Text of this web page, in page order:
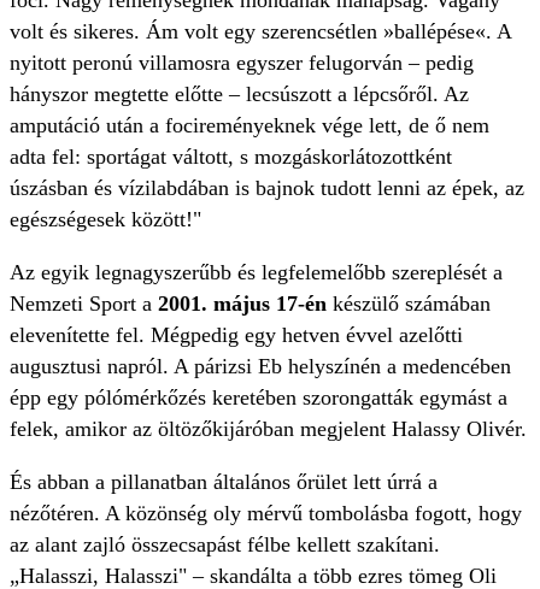
volt és sikeres. Ám volt egy szerencsétlen »ballépése«. A
nyitott peronú villamosra egyszer felugorván – pedig
hányszor megtette előtte – lecsúszott a lépcsőről. Az
amputáció után a focireményeknek vége lett, de ő nem
adta fel: sportágat váltott, s mozgáskorlátozottként
úszásban és vízilabdában is bajnok tudott lenni az épek, az
egészségesek között!"
Az egyik legnagyszerűbb és legfelemelőbb szereplését a
Nemzeti Sport a 2001. május 17-én készülő számában
elevenítette fel. Mégpedig egy hetven évvel azelőtti
augusztusi napról. A párizsi Eb helyszínén a medencében
épp egy pólómérkőzés keretében szorongatták egymást a
felek, amikor az öltözőkijáróban megjelent Halassy Olivér.
És abban a pillanatban általános őrület lett úrrá a
nézőtéren. A közönség oly mérvű tombolásba fogott, hogy
az alant zajló összecsapást félbe kellett szakítani.
„Halasszi, Halasszi" – skandálta a több ezres tömeg Oli